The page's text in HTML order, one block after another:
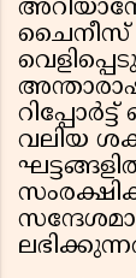
ചൈനീസ്
വലിയ